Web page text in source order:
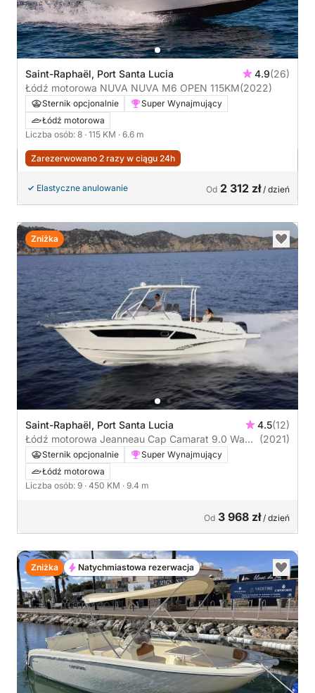
Saint-Raphaël, Port Santa Lucia 4.9(26)
Łódź motorowa NUVA NUVA M6 OPEN 115KM(2022)
Sternik opcjonalnie
Super Wynajmujący
Łódź motorowa
Liczba osób: 8 · 115 KM · 6.6 m
Zarezerwowano 2 razy w ciągu 24h
Elastyczne anulowanie Od 2 312 zł/ dzień
Saint-Raphaël, Port Santa Lucia 4.5(12)
Łódź motorowa Jeanneau Cap Camarat 9.0 Wa
450KM
(2021)
Sternik opcjonalnie
Super Wynajmujący
Łódź motorowa
Liczba osób: 9 · 450 KM · 9.4 m
Od 3 968 zł/ dzień
Zniżka
Zniżka Natychmiastowa rezerwacja